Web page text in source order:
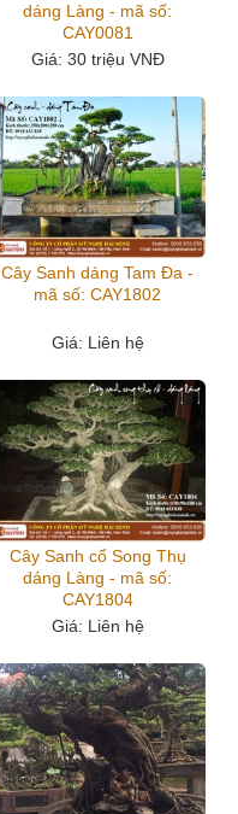
dáng Làng - mã số:
CAY0081
Giá: 30 triệu VNĐ
Cây Sanh dáng Tam Đa -
mã số: CAY1802
Giá: Liên hệ
Cây Sanh cổ Song Thụ
dáng Làng - mã số:
CAY1804
Giá: Liên hệ